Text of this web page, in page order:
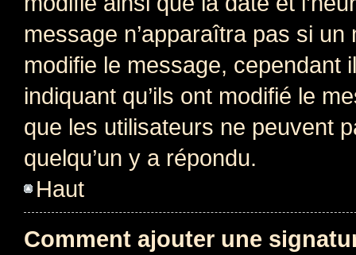
message n’apparaîtra pas si
modifie le message, cependant
indiquant qu’ils ont modifié le
que les utilisateurs ne peuvent
quelqu’un y a répondu.
Haut
Comment ajouter une